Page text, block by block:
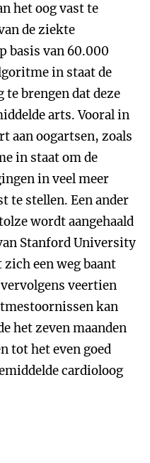
het oog vast te
de ziekte
basis van 60.000
in staat de
brengen dat deze
arts. Vooral in
aan oogartsen, zoals
in staat om de
in veel meer
te stellen. Een ander
wordt aangehaald
Stanford University
een weg baant
veertien
kan
het zeven maanden
tot het even goed
cardioloog